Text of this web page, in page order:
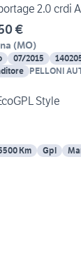
2.0 crdi
€
(MO)
07/2015
PELLONI
Style
Km Gpl